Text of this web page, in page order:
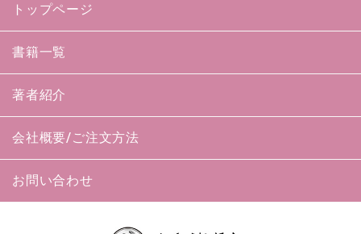
トップページ
書籍一覧
著者紹介
会社概要/ご注文方法
お問い合わせ